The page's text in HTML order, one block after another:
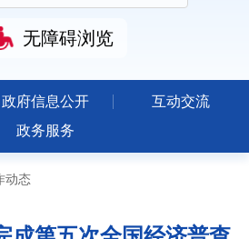
无障碍浏览
政府信息公开
互动交流
政务服务
动态